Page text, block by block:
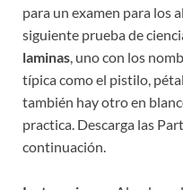
para un examen para los
siguiente prueba de
laminas, uno con los
típica como el pistilo,
también hay otro en
practica. Descarga las
continuación.